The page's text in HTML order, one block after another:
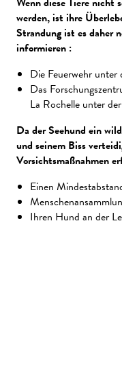
werden, ist ihre
Strandung ist es daher
informieren :
Die Feuerwehr
Das
La Rochelle unter
Da der Seehund ein
und seinem Biss
Vorsichtsmaßnahmen
Einen
Ihren Hund an der